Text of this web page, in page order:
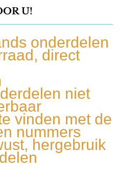
U!
onderdelen
direct
niet
vinden met de
nummers
hergebruik